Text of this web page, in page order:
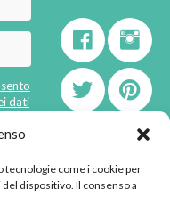
come i cookie per
dispositivo. Il consenso a
dati
born inMaMaStudiOs